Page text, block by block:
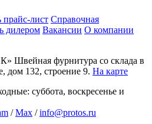
прайс-лист Справочная
дилером Вакансии О компании
Швейная фурнитура со склада в
дом 132, строение 9. На карте
суббота, воскресенье и
/Max /info@protos.ru